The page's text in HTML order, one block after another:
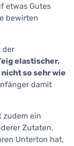
etwas Gutes
bewirten
der
elastischer,
so sehr wie
damit
zudem ein
Zutaten.
Unterton hat,